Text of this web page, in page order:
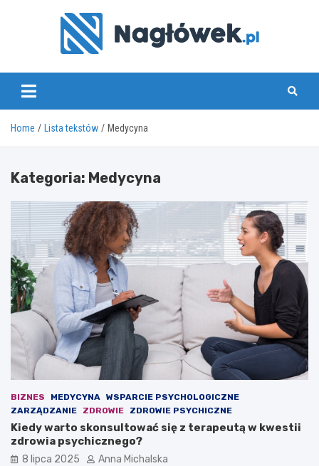
www.naglowek.pl
Home Lista tekstów Medycyna
Kategoria: Medycyna
BIZNES MEDYCYNA WSPARCIE PSYCHOLOGICZNE
ZARZĄDZANIE
ZDROWIE ZDROWIE PSYCHICZNE
Kiedy warto skonsultować się z terapeutą w kwestii
zdrowia psychicznego?
8 lipca 2025 Anna Michalska